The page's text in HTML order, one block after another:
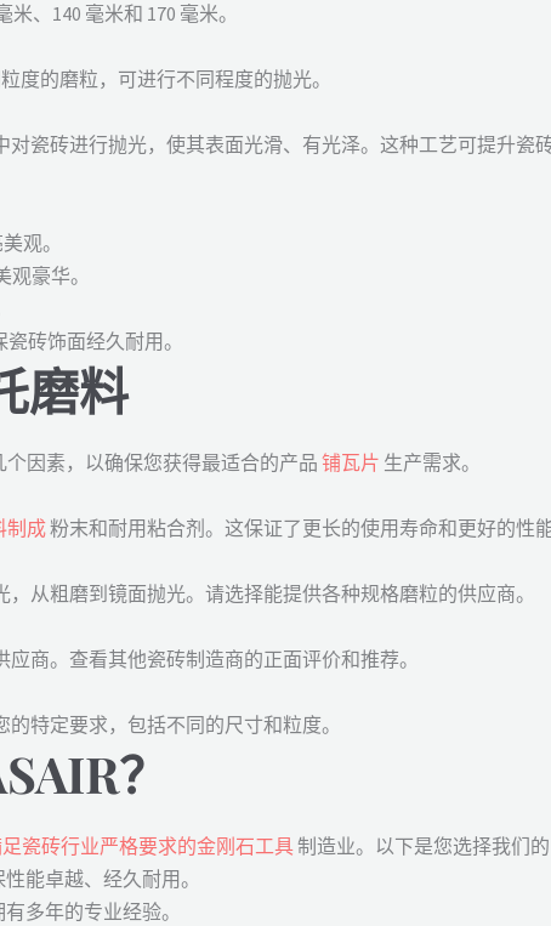
、140 毫米和 170 毫米。
度的磨粒，可进行不同程度的抛光。
对瓷砖进行抛光，使其表面光滑、有光泽。这种工艺可提升瓷
观。
豪华。
砖饰面经久耐用。
磨料
因素，以确保您获得最适合的产品 铺瓦片 生产需求。
制成粉末和耐用粘合剂。这保证了更长的使用寿命和更好的性能
从粗磨到镜面抛光。请选择能提供各种规格磨粒的供应商。
商。查看其他瓷砖制造商的正面评价和推荐。
特定要求，包括不同的尺寸和粒度。
？
瓷砖行业严格要求的金刚石工具制造业。以下是您选择我们的
能卓越、经久耐用。
多年的专业经验。